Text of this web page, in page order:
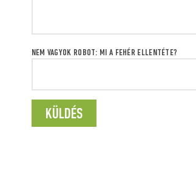
NEM VAGYOK ROBOT: MI A FEHÉR ELLENTÉTE?